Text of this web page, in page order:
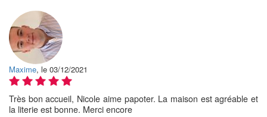
Maxime, le 03/12/2021
Très bon accueil, Nicole aime papoter. La maison est agréable et
la literie est bonne. Merci encore